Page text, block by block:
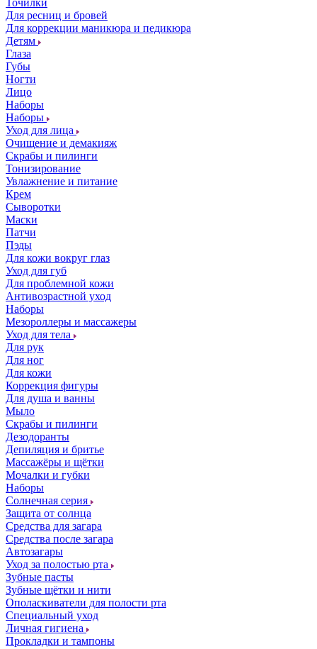
Точилки
Для ресниц и бровей
Для коррекции маникюра и педикюра
Детям
Глаза
Губы
Ногти
Лицо
Наборы
Наборы
Уход для лица
Очищение и демакияж
Скрабы и пилинги
Тонизирование
Увлажнение и питание
Крем
Сыворотки
Маски
Патчи
Пэды
Для кожи вокруг глаз
Уход для губ
Для проблемной кожи
Антивозрастной уход
Наборы
Мезороллеры и массажеры
Уход для тела
Для рук
Для ног
Для кожи
Коррекция фигуры
Для душа и ванны
Мыло
Скрабы и пилинги
Дезодоранты
Депиляция и бритье
Массажёры и щётки
Мочалки и губки
Наборы
Солнечная серия
Защита от солнца
Средства для загара
Средства после загара
Автозагары
Уход за полостью рта
Зубные пасты
Зубные щётки и нити
Ополаскиватели для полости рта
Специальный уход
Личная гигиена
Прокладки и тампоны